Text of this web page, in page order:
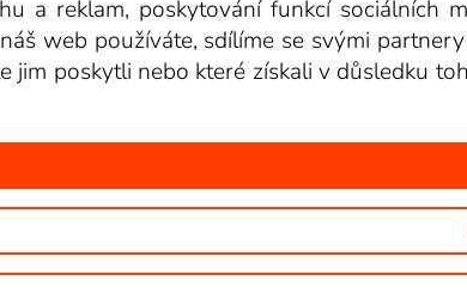
Copyright © goNET s.r.o. Na tomto webu jsou
a reklam, poskytování funkcí sociálních
web používáte, sdílíme se svými
jim poskytli nebo které získali v důsledku